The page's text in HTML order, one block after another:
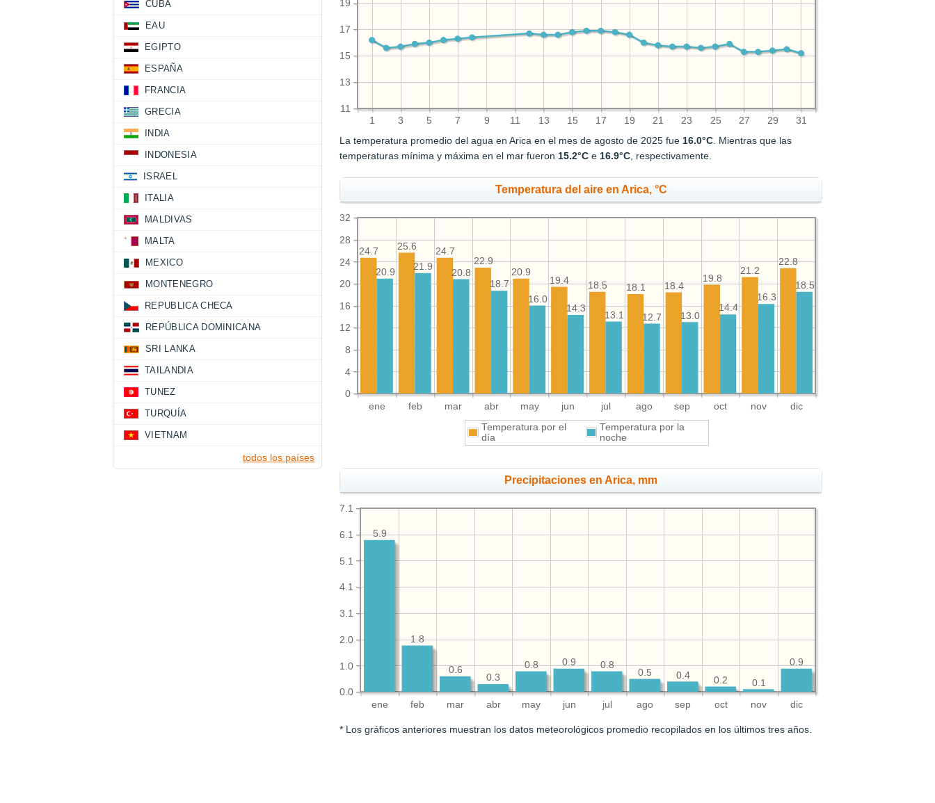
1 3 5 7 9 11 13 15 17 19 21 23 25 27 29 31
11
13
15
17
19
La temperatura promedio del agua en Arica en el mes de agosto de 2025 fue16.0°C. Mientras que las
temperaturas mínima y máxima en el mar fueron15.2°C e16.9°C, respectivamente.
Temperatura del aire en Arica, °C
ene feb mar abr may jun jul ago sep oct nov dic
0
4
8
12
16
20
24
28
32
22.8
21.2
19.8
18.4
18.1
18.5
19.4
20.9
22.9
24.7
25.6
24.7
18.5
16.3
14.4
13.0
12.7
13.1
14.3
16.0
18.7
20.8
21.9
20.9
Temperatura por el
día
Temperatura por la
noche
Precipitaciones en Arica, mm
ene feb mar abr may jun jul ago sep oct nov dic
0.0
1.0
2.0
3.1
4.1
5.1
6.1
7.1
0.9
0.1
0.2
0.4
0.5
0.8
0.9
0.8
0.3
0.6
1.8
5.9
* Los gráficos anteriores muestran los datos meteorológicos promedio recopilados en los últimos tres años.
CUBA
EAU
EGIPTO
ESPAÑA
FRANCIA
GRECIA
INDIA
INDONESIA
ISRAEL
ITALIA
MALDIVAS
MALTA
MEXICO
MONTENEGRO
REPUBLICA CHECA
REPÚBLICA DOMINICANA
SRI LANKA
TAILANDIA
TUNEZ
TURQUÍA
VIETNAM
todos los países